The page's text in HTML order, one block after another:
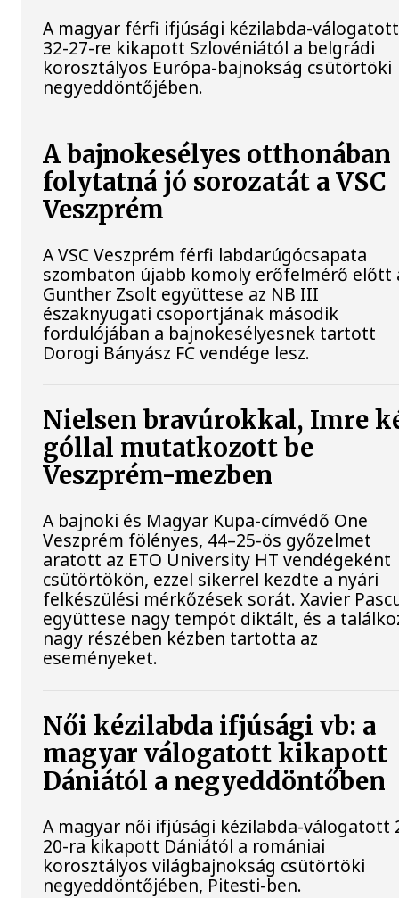
A magyar férfi ifjúsági kézilabda-válogatott
32-27-re kikapott Szlovéniától a belgrádi
korosztályos Európa-bajnokság csütörtöki
negyeddöntőjében.
A bajnokesélyes otthonában
folytatná jó sorozatát a VSC
Veszprém
A VSC Veszprém férfi labdarúgócsapata
szombaton újabb komoly erőfelmérő előtt
Gunther Zsolt együttese az NB III
északnyugati csoportjának második
fordulójában a bajnokesélyesnek tartott
Dorogi Bányász FC vendége lesz.
Nielsen bravúrokkal, Imre
góllal mutatkozott be
Veszprém-mezben
A bajnoki és Magyar Kupa-címvédő One
Veszprém fölényes, 44–25-ös győzelmet
aratott az ETO University HT vendégeként
csütörtökön, ezzel sikerrel kezdte a nyári
felkészülési mérkőzések sorát. Xavier
együttese nagy tempót diktált, és a
nagy részében kézben tartotta az
eseményeket.
Női kézilabda ifjúsági vb: a
magyar válogatott kikapott
Dániától a negyeddöntőben
A magyar női ifjúsági kézilabda-válogatott
20-ra kikapott Dániától a romániai
korosztályos világbajnokság csütörtöki
negyeddöntőjében, Pitesti-ben.